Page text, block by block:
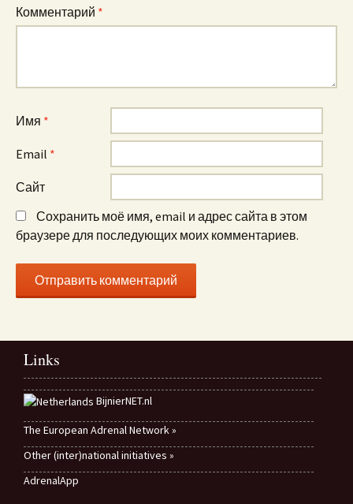
Комментарий *
Имя *
Email *
Сайт
Сохранить моё имя, email и адрес сайта в этом
браузере для последующих моих комментариев.
Links
BijnierNET.nl
The European Adrenal Network »
Other (inter)national initiatives »
AdrenalApp